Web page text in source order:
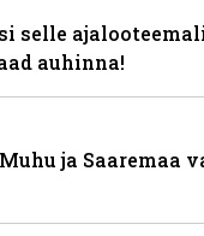
selle
auhinna!
ja Saaremaa